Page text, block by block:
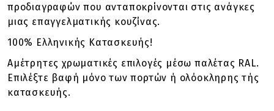
προδιαγραφών που ανταποκρίνονται στις ανάγκες
μιας επαγγελματικής κουζίνας.
100% Ελληνικής Κατασκευής!
Αμέτρητες χρωματικές επιλογές μέσω παλέτας RAL.
Επιλέξτε βαφή μόνο των πορτών ή ολόοκληρης τής
κατασκευής.